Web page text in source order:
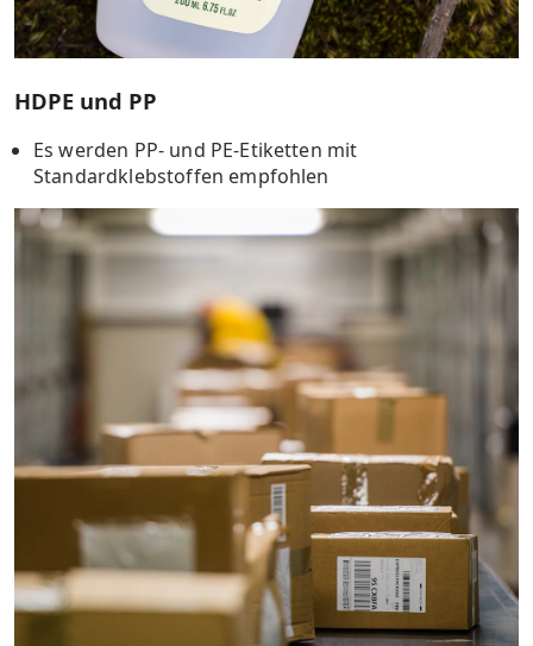
HDPE und PP
Es werden PP- und PE-Etiketten mit
Standardklebstoffen empfohlen